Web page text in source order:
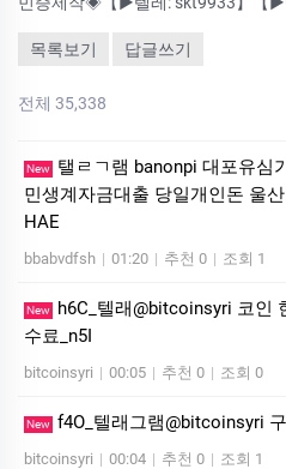
목록보기 답글쓰기
전체 35,338
New
탤ㄹㄱ램 banonpi 대포유심
민생계자금대출 당일개인돈 울
HAE
bbabvdfsh | 01:20 | 추천 0 | 조회 1
New
h6C_텔래@bitcoinsyri 코인
수료_n5I
bitcoinsyri | 00:05 | 추천 0 | 조회 0
New f4O_텔래그램@bitcoinsyri
bitcoinsyri | 00:04 | 추천 0 | 조회 1